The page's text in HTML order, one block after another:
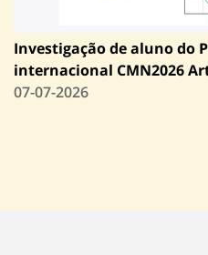
Investigação de aluno do
internacional CMN2026
07-07-2026